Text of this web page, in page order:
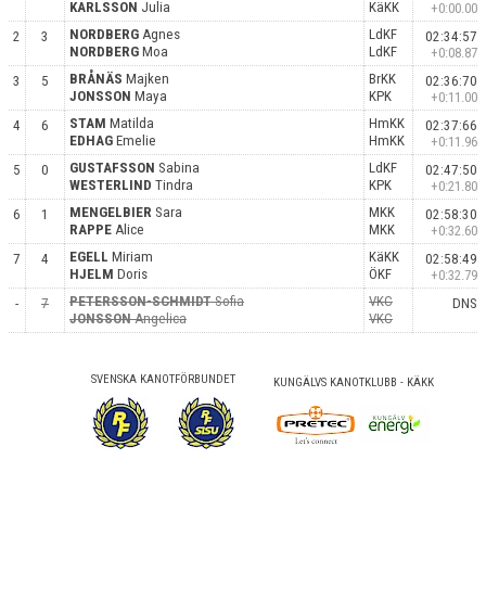
KARLSSON Julia
KäKK
+0:00.00
2
3 NORDBERG Agnes
NORDBERG Moa
LdKF
LdKF
02:34:57
+0:08.87
3
5 BRÅNÄS Majken
JONSSON Maya
BrKK
KPK
02:36:70
+0:11.00
4
6 STAM Matilda
EDHAG Emelie
HmKK
HmKK
02:37:66
+0:11.96
5
0 GUSTAFSSON Sabina
WESTERLIND Tindra
LdKF
KPK
02:47:50
+0:21.80
6
1 MENGELBIER Sara
RAPPE Alice
MKK
MKK
02:58:30
+0:32.60
7
4 EGELL Miriam
HJELM Doris
KäKK
ÖKF
02:58:49
+0:32.79
-
7 PETERSSON-SCHMIDT Sofia
JONSSON Angelica
VKC
VKC
DNS
SVENSKA KANOTFÖRBUNDET KUNGÄLVS KANOTKLUBB - KÄKK